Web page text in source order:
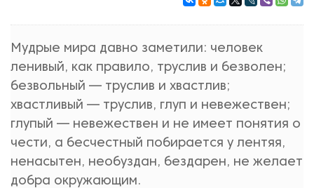
Мудрые мира давно заметили: человек
ленивый, как правило, труслив и безволен;
безвольный — труслив и хвастлив;
хвастливый — труслив, глуп и невежествен;
глупый — невежествен и не имеет понятия о
чести, а бесчестный побирается у лентяя,
ненасытен, необуздан, бездарен, не желает
добра окружающим.